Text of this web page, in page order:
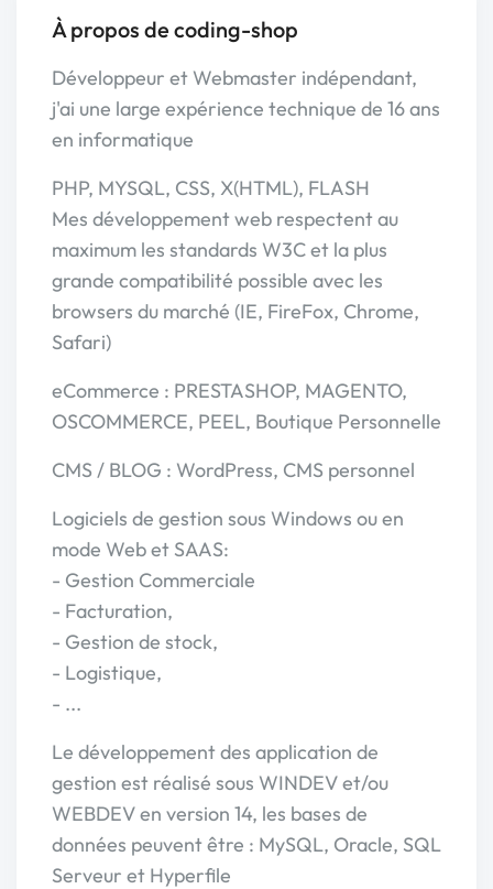
À propos de coding-shop
Développeur et Webmaster indépendant,
j'ai une large expérience technique de 16 ans
en informatique
PHP, MYSQL, CSS, X(HTML), FLASH
Mes développement web respectent au
maximum les standards W3C et la plus
grande compatibilité possible avec les
browsers du marché (IE, FireFox, Chrome,
Safari)
eCommerce : PRESTASHOP, MAGENTO,
OSCOMMERCE, PEEL, Boutique Personnelle
CMS / BLOG : WordPress, CMS personnel
Logiciels de gestion sous Windows ou en
mode Web et SAAS:
- Gestion Commerciale
- Facturation,
- Gestion de stock,
- Logistique,
- ...
Le développement des application de
gestion est réalisé sous WINDEV et/ou
WEBDEV en version 14, les bases de
données peuvent être : MySQL, Oracle, SQL
Serveur et Hyperfile